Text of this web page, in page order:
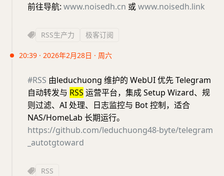
前往导航: www.noisedh.cn 或www.noisedh.link
RSS生产力 极客订阅
20:39 · 2026年2月28日 · 周六
#RSS 由leduchuong 维护的 WebUI 优先 Telegram
自动转发与 RSS 运营平台，集成 Setup Wizard、规
则过滤、AI 处理、日志监控与 Bot 控制，适合
NAS/HomeLab 长期运行。
https://github.com/leduchuong48-byte/telegram
_autotgtoward
RSS